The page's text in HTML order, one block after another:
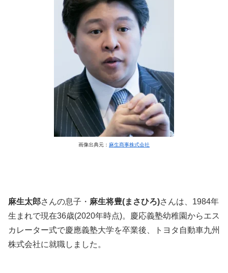
画像出典元： 麻生商事株式会社
麻生太郎さんの息子・ 麻生将豊(まさひろ)さんは、1984年
生まれで現在36歳(2020年時点)。慶応義塾幼稚園からエス
カレーター式で慶應義塾大学を卒業後、トヨタ自動車九州
株式会社に就職しました。